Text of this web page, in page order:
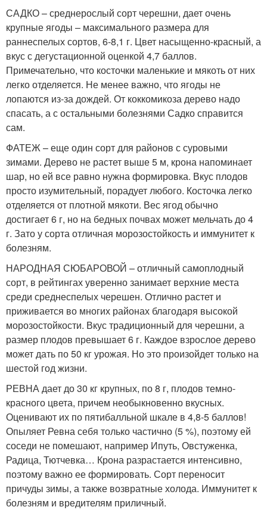
САДКО – среднерослый сорт черешни, дает очень
крупные ягоды – максимального размера для
раннеспелых сортов, 6-8,1 г. Цвет насыщенно-красный, а
вкус с дегустационной оценкой 4,7 баллов.
Примечательно, что косточки маленькие и мякоть от них
легко отделяется. Не менее важно, что ягоды не
лопаются из-за дождей. От коккомикоза дерево надо
спасать, а с остальными болезнями Садко справится
сам.
ФАТЕЖ – еще один сорт для районов с суровыми
зимами. Дерево не растет выше 5 м, крона напоминает
шар, но ей все равно нужна формировка. Вкус плодов
просто изумительный, порадует любого. Косточка легко
отделяется от плотной мякоти. Вес ягод обычно
достигает 6 г, но на бедных почвах может мельчать до 4
г. Зато у сорта отличная морозостойкость и иммунитет к
болезням.
НАРОДНАЯ СЮБАРОВОЙ – отличный самоплодный
сорт, в рейтингах уверенно занимает верхние места
среди среднеспелых черешен. Отлично растет и
приживается во многих районах благодаря высокой
морозостойкости. Вкус традиционный для черешни, а
размер плодов превышает 6 г. Каждое взрослое дерево
может дать по 50 кг урожая. Но это произойдет только на
шестой год жизни.
РЕВНА дает до 30 кг крупных, по 8 г, плодов темно-
красного цвета, причем необыкновенно вкусных.
Оценивают их по пятибалльной шкале в 4,8-5 баллов!
Опыляет Ревна себя только частично (5 %), поэтому ей
соседи не помешают, например Ипуть, Овстуженка,
Радица, Тютчевка… Крона разрастается интенсивно,
поэтому важно ее формировать. Сорт переносит
причуды зимы, а также возвратные холода. Иммунитет к
болезням и вредителям приличный.